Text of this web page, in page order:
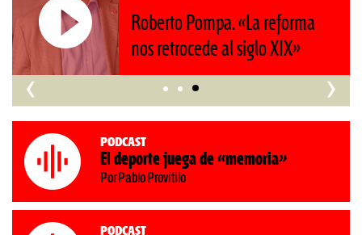
Roberto Pompa. «La reforma
nos retrocede al siglo XIX»
‹ ›
Podcast
El deporte juega de «memoria»
Por Pablo Provitilo
Podcast